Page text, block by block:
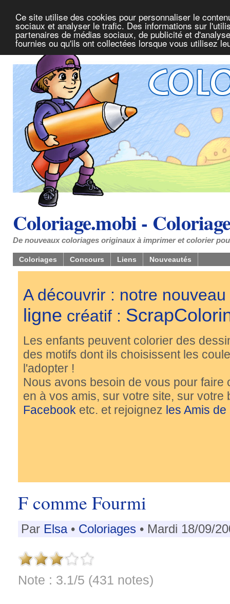
Ce site utilise des cookies pour personnaliser le
sociaux et analyser le trafic. Des informations sur
partenaires de médias sociaux, de publicité et
fournies ou qu'ils ont collectées lorsque vous utilisez
Coloriage.mobi -
De nouveaux coloriages originaux à imprimer et colorier
Coloriages Concours Liens Nouveautés
A découvrir : notre
ligne créatif :
Les enfants peuvent colorier des
des motifs dont ils choisissent les
l'adopter !
Nous avons besoin de vous pour
en à vos amis, sur votre site, sur
Facebook etc. et rejoignez les Amis
F comme Fourmi
Par Elsa• Coloriages • Mardi 18/09/
Note : 3.1/5 (431 notes)